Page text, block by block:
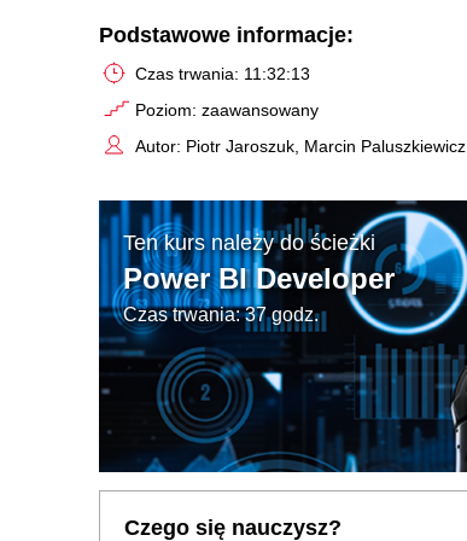
Podstawowe informacje:
Czas trwania: 11:32:13
Poziom: zaawansowany
Autor: Piotr Jaroszuk, Marcin Paluszkiewicz
Ten kurs należy do ścieżki
Power BI Developer
Czas trwania: 37 godz.
Czego się nauczysz?